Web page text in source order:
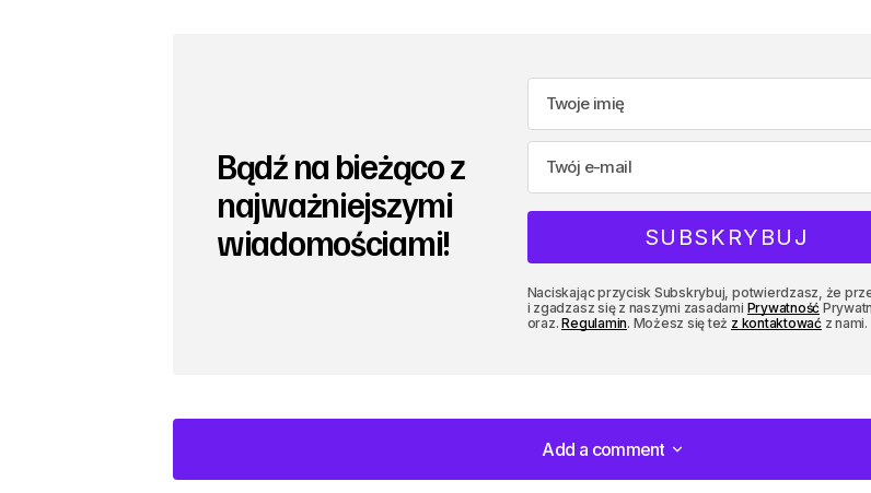
Bądź na bieżąco z
najważniejszymi
wiadomościami!
Naciskając przycisk Subskrybuj, potwierdzasz, że
i zgadzasz się z naszymi zasadami Prywatność
oraz.Regulamin. Możesz się też z kontaktowaćz nami.
Add a comment
Add a comment